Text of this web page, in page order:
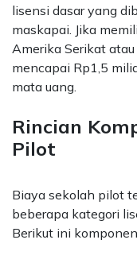
lisensi dasar yang
maskapai. Jika
Amerika Serikat
mencapai Rp1,5
mata uang.
Rincian
Pilot
Biaya sekolah pilot
beberapa kategori
Berikut ini